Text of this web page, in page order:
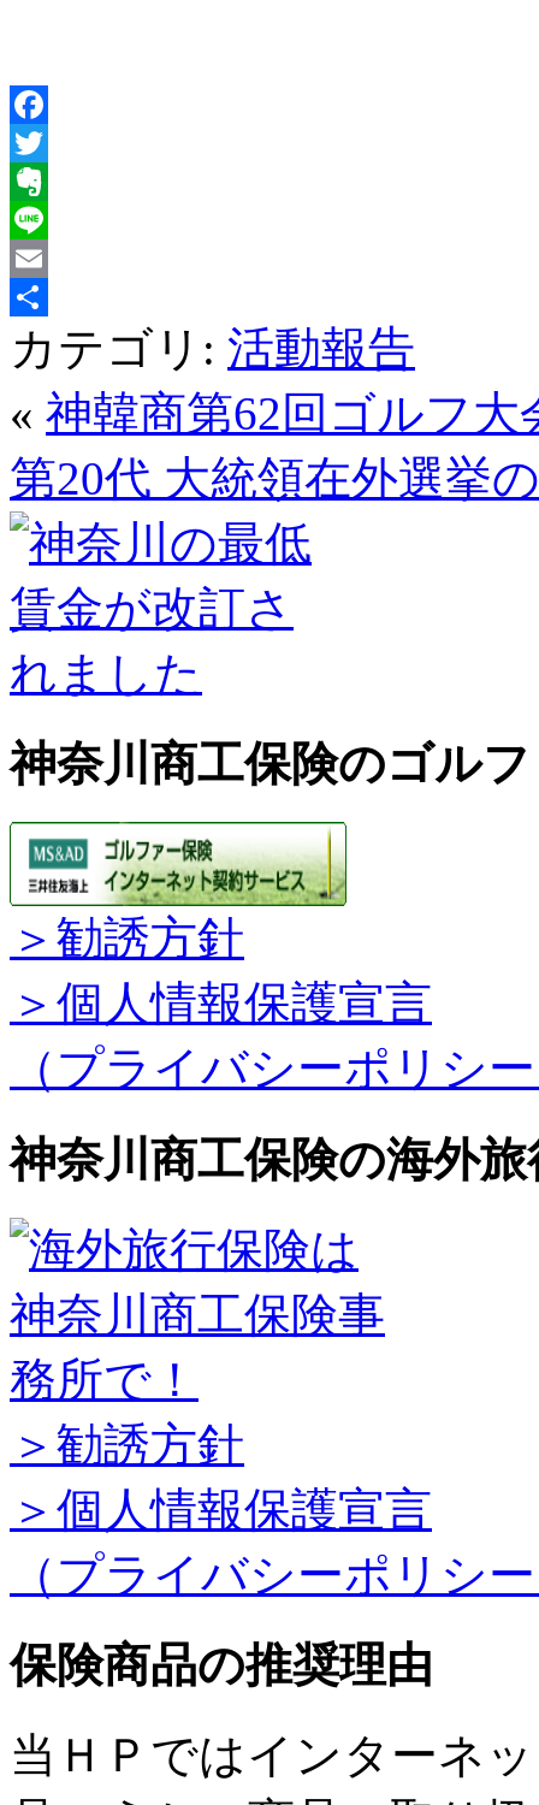
Facebook
Twitter
Evernote
Line
Email
有カテゴリ: 活動報告
« 神韓商第62回ゴルフ
第20代 大統領在外選挙
神奈川商工保険のゴル
＞勧誘方針
＞個人情報保護宣言
（プライバシーポリシ
神奈川商工保険の海外
＞勧誘方針
＞個人情報保護宣言
（プライバシーポリシ
保険商品の推奨理由
当ＨＰではインターネ